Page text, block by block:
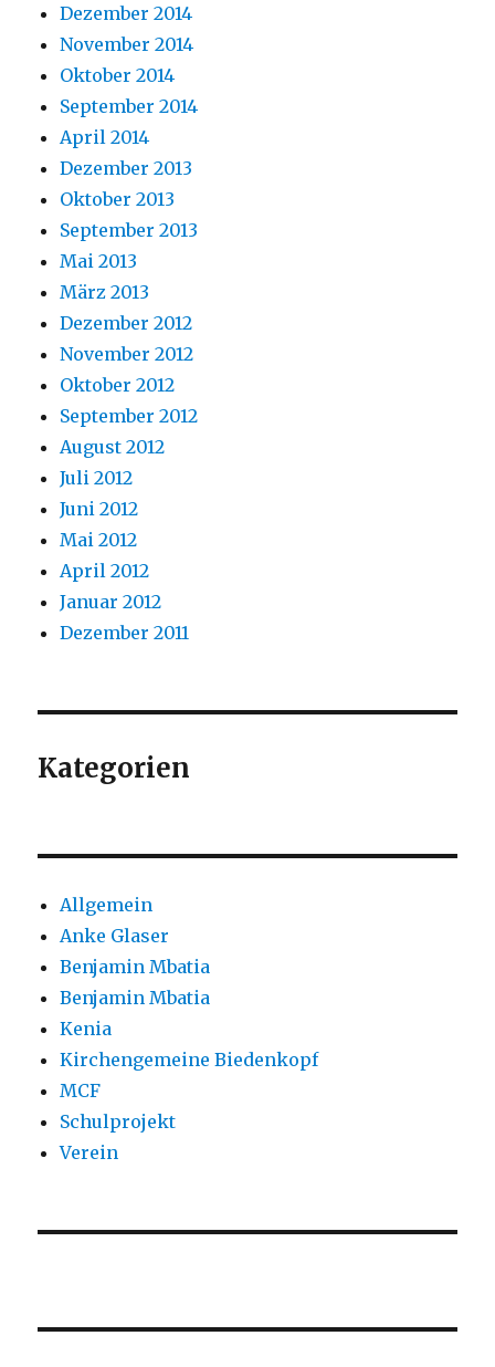
Dezember 2014
November 2014
Oktober 2014
September 2014
April 2014
Dezember 2013
Oktober 2013
September 2013
Mai 2013
März 2013
Dezember 2012
November 2012
Oktober 2012
September 2012
August 2012
Juli 2012
Juni 2012
Mai 2012
April 2012
Januar 2012
Dezember 2011
Kategorien
Allgemein
Anke Glaser
Benjamin Mbatia
Benjamin Mbatia
Kenia
Kirchengemeine Biedenkopf
MCF
Schulprojekt
Verein